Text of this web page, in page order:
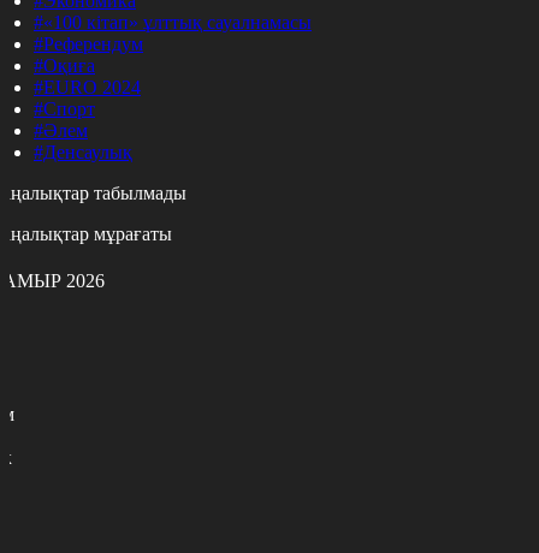
#«100 кітап» ұлттық сауалнамасы
#Референдум
#Оқиға
#EURO 2024
#Спорт
#Әлем
#Денсаулық
табылмады
мұрағаты
2026